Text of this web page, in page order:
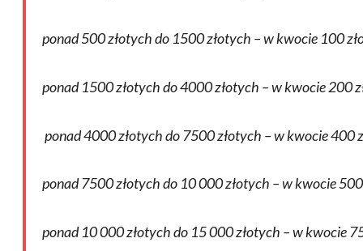
ponad 500 złotych do 1500 złotych – w kwocie 100
ponad 1500 złotych do 4000 złotych – w kwocie 200
ponad 4000 złotych do 7500 złotych – w kwocie 400
ponad 7500 złotych do 10 000 złotych – w kwocie
ponad 10 000 złotych do 15 000 złotych – w kwocie